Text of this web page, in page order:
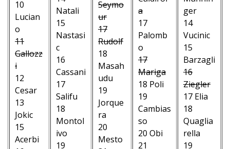
10
Lucian
o
11
Gallozz
i
12
Cesar
13
Jokic
15
Acerbi
Natali
15
Nastasi
c
16
Cassani
17
Salifu
18
Montol
ivo
19
Seymo
ur
17
Rudolf
18
Masah
udu
19
Jorque
ra
20
Mesto
a
17
Palomb
o
17
Mariga
18 Poli
19
Cambias
so
20 Obi
21
ger
14
Vucinic
15
Barzagli
16
Ziegler
17 Elia
18
Quaglia
rella
19